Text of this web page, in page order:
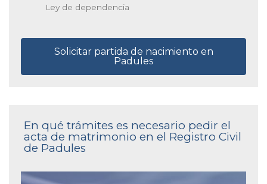
Ley de dependencia
Solicitar partida de nacimiento en
Padules
En qué trámites es necesario pedir el
acta de matrimonio en el Registro Civil
de Padules